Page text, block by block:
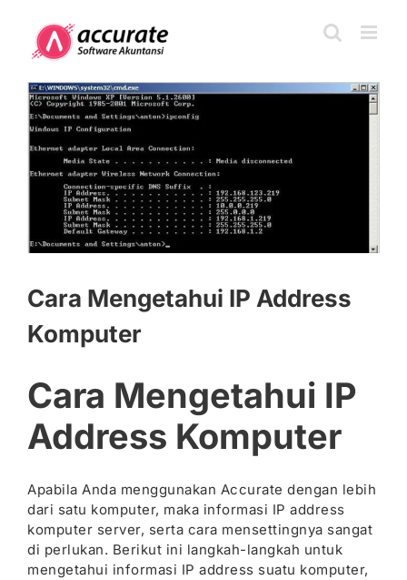
content
View
Larger
Image
Cara Mengetahui IP Address
Komputer
Cara Mengetahui IP
Address Komputer
Apabila Anda menggunakan Accurate dengan lebih
dari satu komputer, maka informasi IP address
komputer server, serta cara mensettingnya sangat
di perlukan. Berikut ini langkah-langkah untuk
mengetahui informasi IP address suatu komputer,